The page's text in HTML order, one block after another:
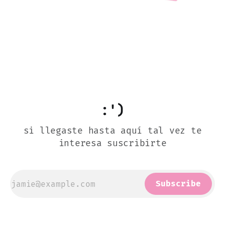
:')
si llegaste hasta aquí tal vez te
interesa suscribirte
Subscribe